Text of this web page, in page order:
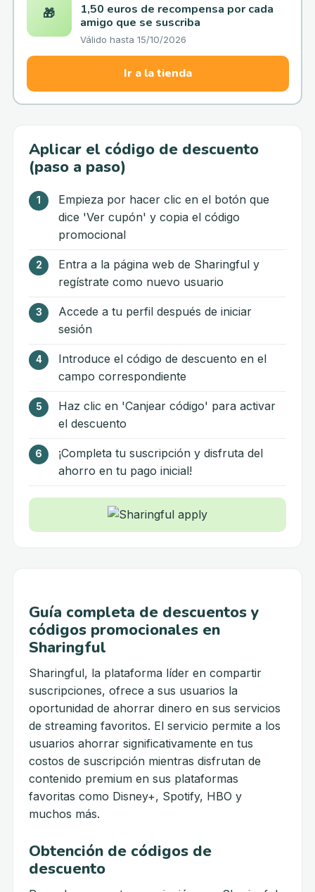
🎁
1,50 euros de recompensa por cada
amigo que se suscriba
Válido hasta 15/10/2026
Ir a la tienda
Aplicar el código de descuento
(paso a paso)
Empieza por hacer clic en el botón que
dice 'Ver cupón' y copia el código
promocional
Entra a la página web de Sharingful y
regístrate como nuevo usuario
Accede a tu perfil después de iniciar
sesión
Introduce el código de descuento en el
campo correspondiente
Haz clic en 'Canjear código' para activar
el descuento
¡Completa tu suscripción y disfruta del
ahorro en tu pago inicial!
Guía completa de descuentos y
códigos promocionales en
Sharingful
Sharingful, la plataforma líder en compartir
suscripciones, ofrece a sus usuarios la
oportunidad de ahorrar dinero en sus servicios
de streaming favoritos. El servicio permite a los
usuarios ahorrar significativamente en tus
costos de suscripción mientras disfrutan de
contenido premium en sus plataformas
favoritas como Disney+, Spotify, HBO y
muchos más.
Obtención de códigos de
descuento